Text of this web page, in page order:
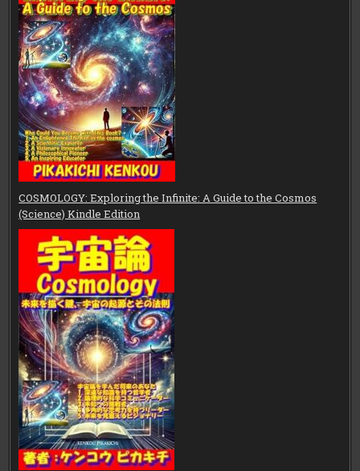
COSMOLOGY: Exploring the Infinite: A Guide to the Cosmos
(Science) Kindle Edition